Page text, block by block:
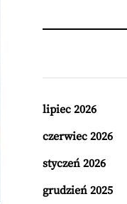
lipiec 2026
czerwiec 2026
styczeń 2026
grudzień 2025